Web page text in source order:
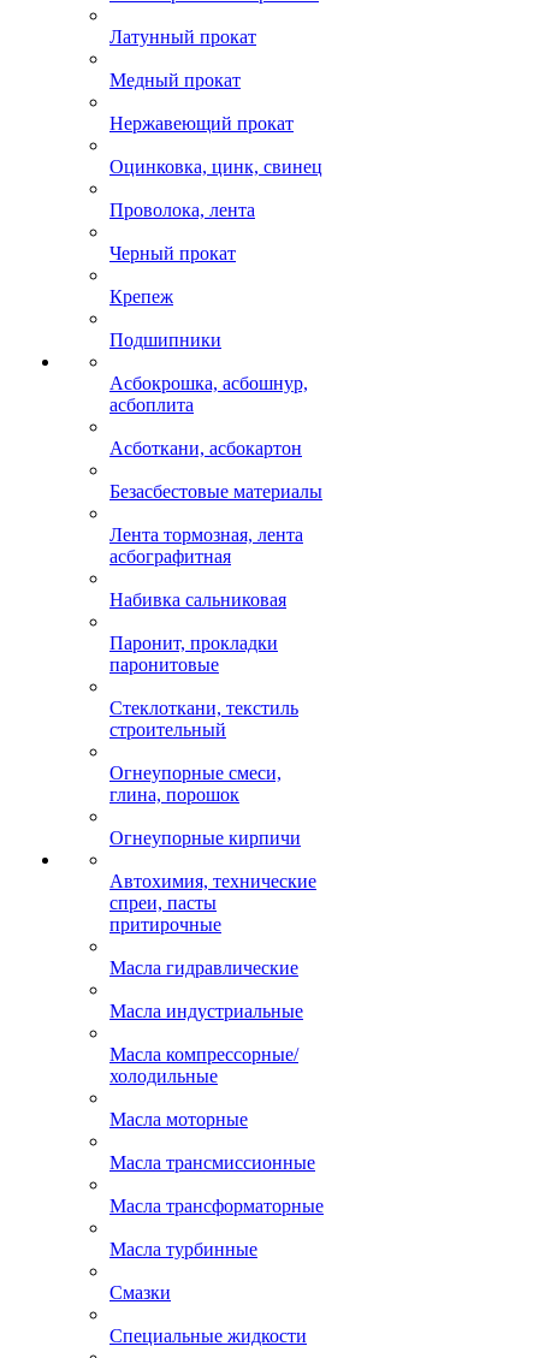
Латунный прокат
Медный прокат
Нержавеющий прокат
Оцинковка, цинк, свинец
Проволока, лента
Черный прокат
Крепеж
Подшипники
Асбокрошка, асбошнур,
асбоплита
Асботкани, асбокартон
Безасбестовые материалы
Лента тормозная, лента
асбографитная
Набивка сальниковая
Паронит, прокладки
паронитовые
Стеклоткани, текстиль
строительный
Огнеупорные смеси,
глина, порошок
Огнеупорные кирпичи
Автохимия, технические
спреи, пасты
притирочные
Масла гидравлические
Масла индустриальные
Масла компрессорные/
холодильные
Масла моторные
Масла трансмиссионные
Масла трансформаторные
Масла турбинные
Смазки
Специальные жидкости